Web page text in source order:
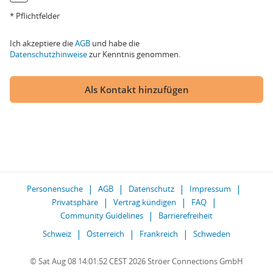
* Pflichtfelder
Ich akzeptiere dieAGB und habe die
Datenschutzhinweisezur Kenntnis genommen.
Als Kontakt hinzufügen
Personensuche AGB Datenschutz
Impressum
Privatsphäre
Vertrag kündigen
FAQ
Community Guidelines
Barrierefreiheit
Schweiz
Österreich Frankreich Schweden
© Sat Aug 08 14:01:52 CEST 2026 Ströer Connections GmbH